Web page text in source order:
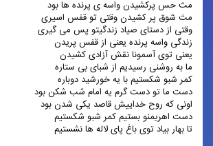
مث حس پرکشیدن واسه ی پرنده ها بود
مث شوق پر کشیدن وقتی تو قفس اسیری
وقتی از دستای صیاد زندگیتو پس می گیری
زندگی واسه پرنده یعنی از قفس پریدن
یعنی توی آسمونا نقش آزادی کشیدن
ما به روشنی رسیدیم از شبای بی ستاره
کمر شبو شکستیم با یه خورشید دوباره
دست ما تو دست گرم یه امام شب شکن بود
اونی که روح خداییش قاصد یکی شدن بود
دست اهریمنو بستیم کمر شبو شکستیم
تا بهار بیاد توی باغ پای لاله ها نشستیم